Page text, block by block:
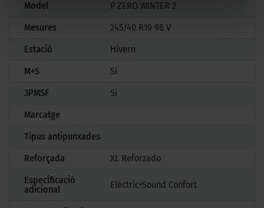
Model
P ZERO WINTER 2
Mesures
245/40 R19 98 V
Estació
Hivern
M+S
Si
3PMSF
Si
Marcatge
Tipus antipunxades
Reforçada
XL Reforzado
Especificació
adicional
Elèctric+Sound Confort